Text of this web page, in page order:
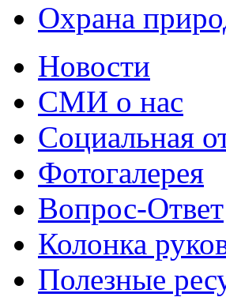
Охрана
Новости
СМИ о нас
Социальная
Фотогалерея
Вопрос-Ответ
Колонка
Полезные